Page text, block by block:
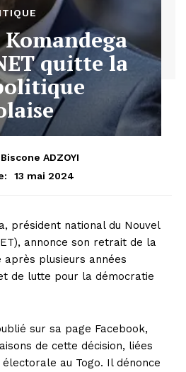
quitte la
Biscone ADZOYI
13 mai 2024
président national du Nouvel
annonce son retrait de la
plusieurs années
de lutte pour la démocratie
sur sa page Facebook,
de cette décision, liées
au Togo. Il dénonce